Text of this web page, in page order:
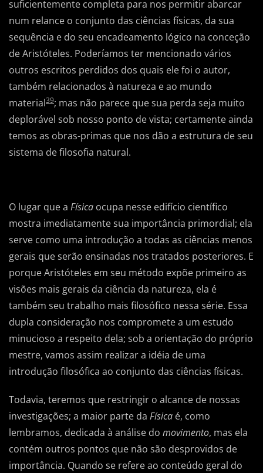
suficientemente completa para nos permitir abarcar
num relance o conjunto das ciências físicas, da sua
sequência e do seu encadeamento lógico na conceção
de Aristóteles. Poderíamos ter mencionado vários
outros escritos perdidos dos quais ele foi o autor,
também relacionados à natureza e ao mundo
material39; mas não parece que sua perda seja muito
deplorável sob nosso ponto de vista; certamente ainda
temos as obras-primas que nos dão a estrutura de seu
sistema de filosofia natural.
O lugar que a Física ocupa nesse edifício científico
mostra imediatamente sua importância primordial; ela
serve como uma introdução a todas as ciências menos
gerais que serão ensinadas nos tratados posteriores. E
porque Aristóteles em seu método expõe primeiro as
visões mais gerais da ciência da natureza, ela é
também seu trabalho mais filosófico nessa série. Essa
dupla consideração nos compromete a um estudo
minucioso a respeito dela; sob a orientação do próprio
mestre, vamos assim realizar a idéia de uma
introdução filosófica ao conjunto das ciências físicas.
Todavia, teremos que restringir o alcance de nossas
investigações; a maior parte da Física é, como
lembramos, dedicada à análise do movimento, mas ela
contém outros pontos que não são desprovidos de
importância. Quando se refere ao conteúdo geral do